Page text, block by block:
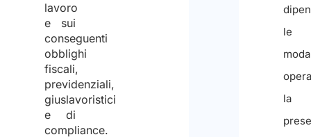
lavoro
e sui
conseguenti
obblighi
fiscali,
previdenziali,
giuslavoristici
e di
compliance.
di